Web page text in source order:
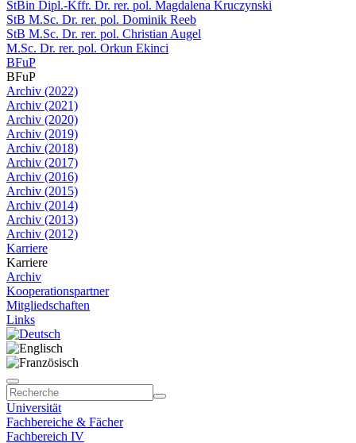
StBin Dipl.-Kffr. Dr. rer. pol. Magdalena Kruczynski
StB M.Sc. Dr. rer. pol. Dominik Reeb
StB M.Sc. Dr. rer. pol. Christian Augel
M.Sc. Dr. rer. pol. Orkun Ekinci
BFuP
BFuP
Archiv (2022)
Archiv (2021)
Archiv (2020)
Archiv (2019)
Archiv (2018)
Archiv (2017)
Archiv (2016)
Archiv (2015)
Archiv (2014)
Archiv (2013)
Archiv (2012)
Karriere
Karriere
Archiv
Kooperationspartner
Mitgliedschaften
Links
Universität
Fachbereiche & Fächer
Fachbereich IV